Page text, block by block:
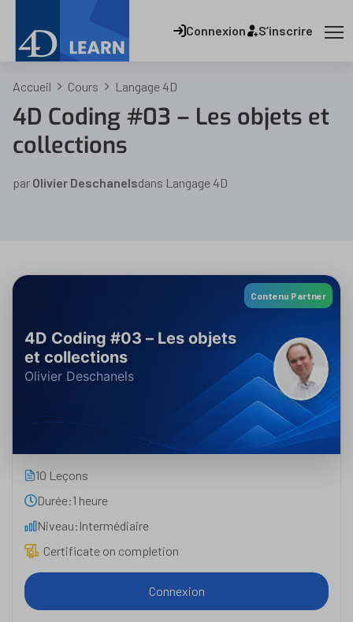
Connexion S’inscrire
Accueil Cours Langage 4D
4D Coding #03 – Les objets et
collections
par Olivier Deschanelsdans Langage 4D
Contenu Partner
4D Coding #03 – Les objets
et collections
Olivier Deschanels
10 Leçons
Durée:1 heure
Niveau: Intermédiaire
Certificate on completion
Connexion